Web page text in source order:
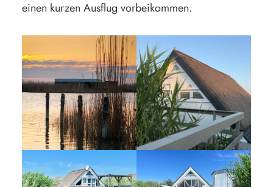
einen kurzen Ausflug vorbeikommen.